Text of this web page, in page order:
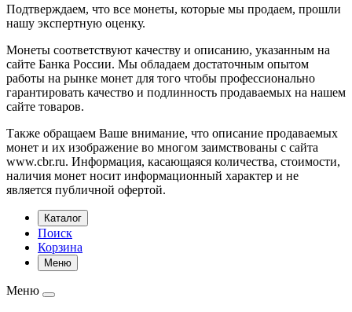
Подтверждаем, что все монеты, которые мы продаем, прошли
нашу экспертную оценку.
Монеты соответствуют качеству и описанию, указанным на
сайте Банка России. Мы обладаем достаточным опытом
работы на рынке монет для того чтобы профессионально
гарантировать качество и подлинность продаваемых на нашем
сайте товаров.
Также обращаем Ваше внимание, что описание продаваемых
монет и их изображение во многом заимствованы с сайта
www.cbr.ru. Информация, касающаяся количества, стоимости,
наличия монет носит информационный характер и не
является публичной офертой.
Каталог
Поиск
Корзина
Меню
Меню